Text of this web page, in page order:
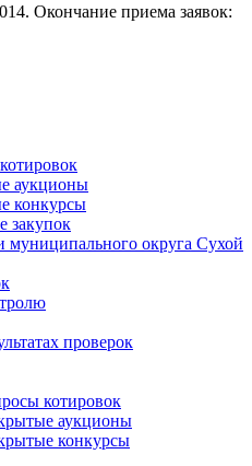
Окончание приема заявок:
аукционы
конкурсы
закупок
округа Сухой
проверок
котировок
аукционы
конкурсы